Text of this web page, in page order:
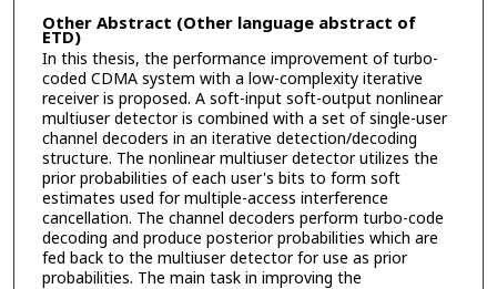
Other Abstract (Other language abstract of
ETD)
In this thesis, the performance improvement of turbo-
coded CDMA system with a low-complexity iterative
receiver is proposed. A soft-input soft-output nonlinear
multiuser detector is combined with a set of single-user
channel decoders in an iterative detection/decoding
structure. The nonlinear multiuser detector utilizes the
prior probabilities of each user's bits to form soft
estimates used for multiple-access interference
cancellation. The channel decoders perform turbo-code
decoding and produce posterior probabilities which are
fed back to the multiuser detector for use as prior
probabilities. The main task in improving the